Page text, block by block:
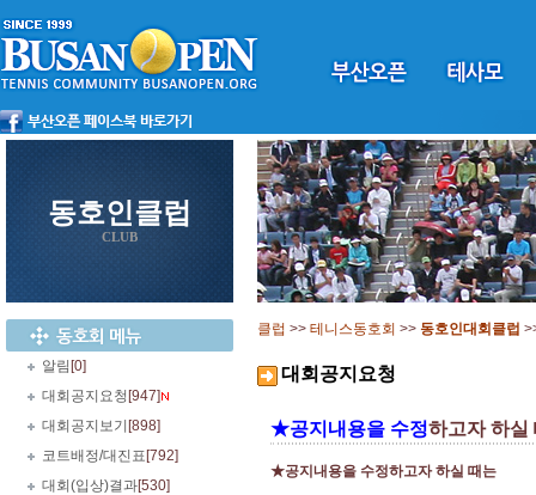
동호인클럽
CLUB
알림 [0]
대회공지요청 [947]
대회공지보기 [898]
코트배정/대진표 [792]
대회(입상)결과[530]
클럽 >> 테니스동호회 >> 동호인대회클럽
대회공지요청
★공지내용을 수정하고자 하실
★공지내용을 수정하고자 하실 때는